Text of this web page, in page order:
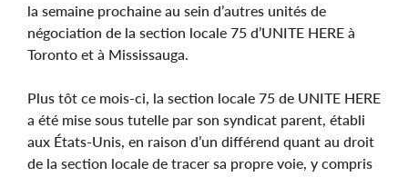
la semaine prochaine au sein d’autres unités de
négociation de la section locale 75 d’UNITE HERE à
Toronto et à Mississauga.
Plus tôt ce mois-ci, la section locale 75 de UNITE HERE
a été mise sous tutelle par son syndicat parent, établi
aux États-Unis, en raison d’un différend quant au droit
de la section locale de tracer sa propre voie, y compris